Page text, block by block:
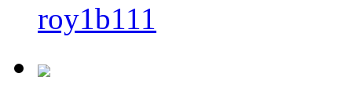
roy1b111